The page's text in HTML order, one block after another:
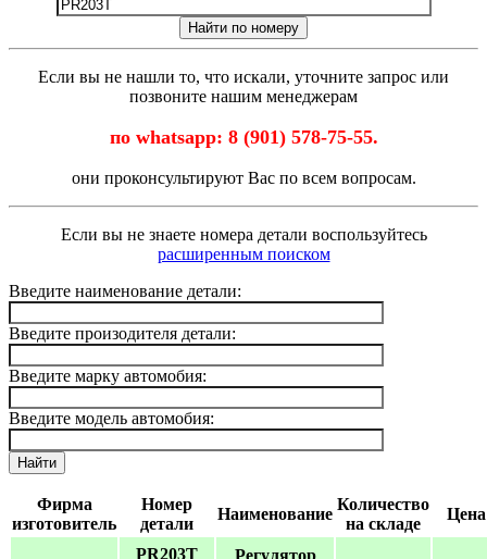
Найти по номеру
Если вы не нашли то, что искали, уточните запрос или
позвоните нашим менеджерам
по whatsapp: 8 (901) 578-75-55.
они проконсультируют Вас по всем вопросам.
Если вы не знаете номера детали воспользуйтесь
расширенным поиском
Введите наименование детали:
Введите произодителя детали:
Введите марку автомобия:
Введите модель автомобия:
Найти
Фирма
изготовитель
Номер
детали
Наименование
Количество
на складе
Цена
PR203T